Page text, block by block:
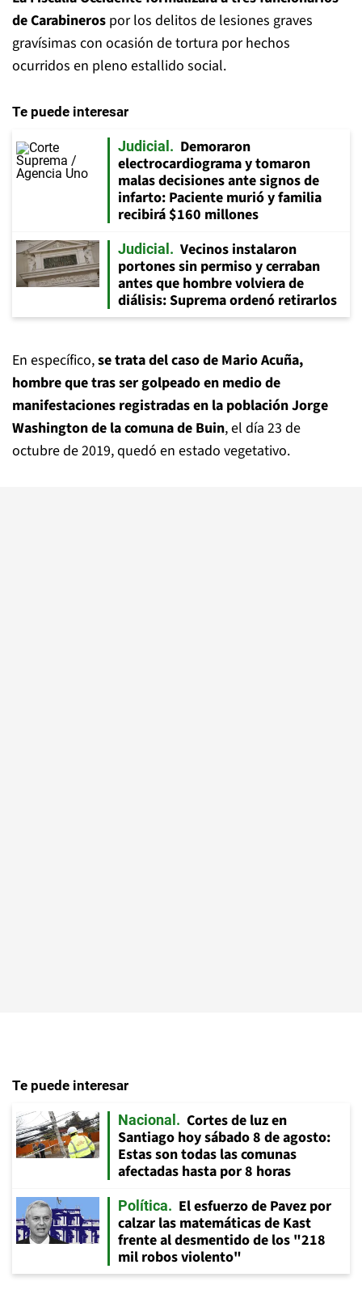
de Carabineros por los delitos de lesiones graves
gravísimas con ocasión de tortura por hechos
ocurridos en pleno estallido social.
Te puede interesar
Judicial
Demoraron
electrocardiograma y tomaron
malas decisiones ante signos de
infarto: Paciente murió y familia
recibirá $160 millones
Judicial
Vecinos instalaron
portones sin permiso y cerraban
antes que hombre volviera de
diálisis: Suprema ordenó retirarlos
En específico,se trata del caso de Mario Acuña,
hombre que tras ser golpeado en medio de
manifestaciones registradas en la población Jorge
Washington de la comuna de Buin, el día 23 de
octubre de 2019, quedó en estado vegetativo.
Te puede interesar
Nacional
Cortes de luz en
Santiago hoy sábado 8 de agosto:
Estas son todas las comunas
afectadas hasta por 8 horas
Política
El esfuerzo de Pavez por
calzar las matemáticas de Kast
frente al desmentido de los "218
mil robos violento"